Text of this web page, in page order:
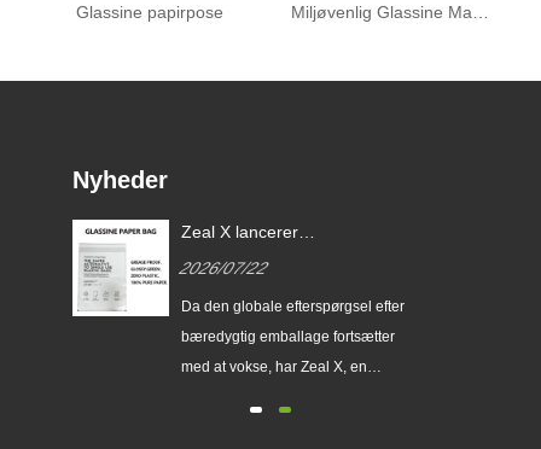
Glassine papirpose
Nyheder
Zeal X lancerer
papirposer for at hjælpe
globale mærker med at erstatte
engangsplastikemballage
2026/07/22
Da den globale efterspørgsel efter
bæredygtig emballage fortsætter
med at vokse, har Zeal X, en